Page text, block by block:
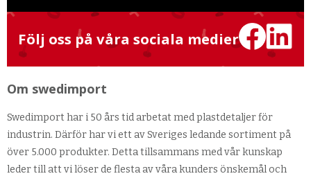
Följ oss på våra sociala medier
Om swedimport
Swedimport har i 50 års tid arbetat med plastdetaljer för
industrin. Därför har vi ett av Sveriges ledande sortiment på
över 5.000 produkter. Detta tillsammans med vår kunskap
leder till att vi löser de flesta av våra kunders önskemål och